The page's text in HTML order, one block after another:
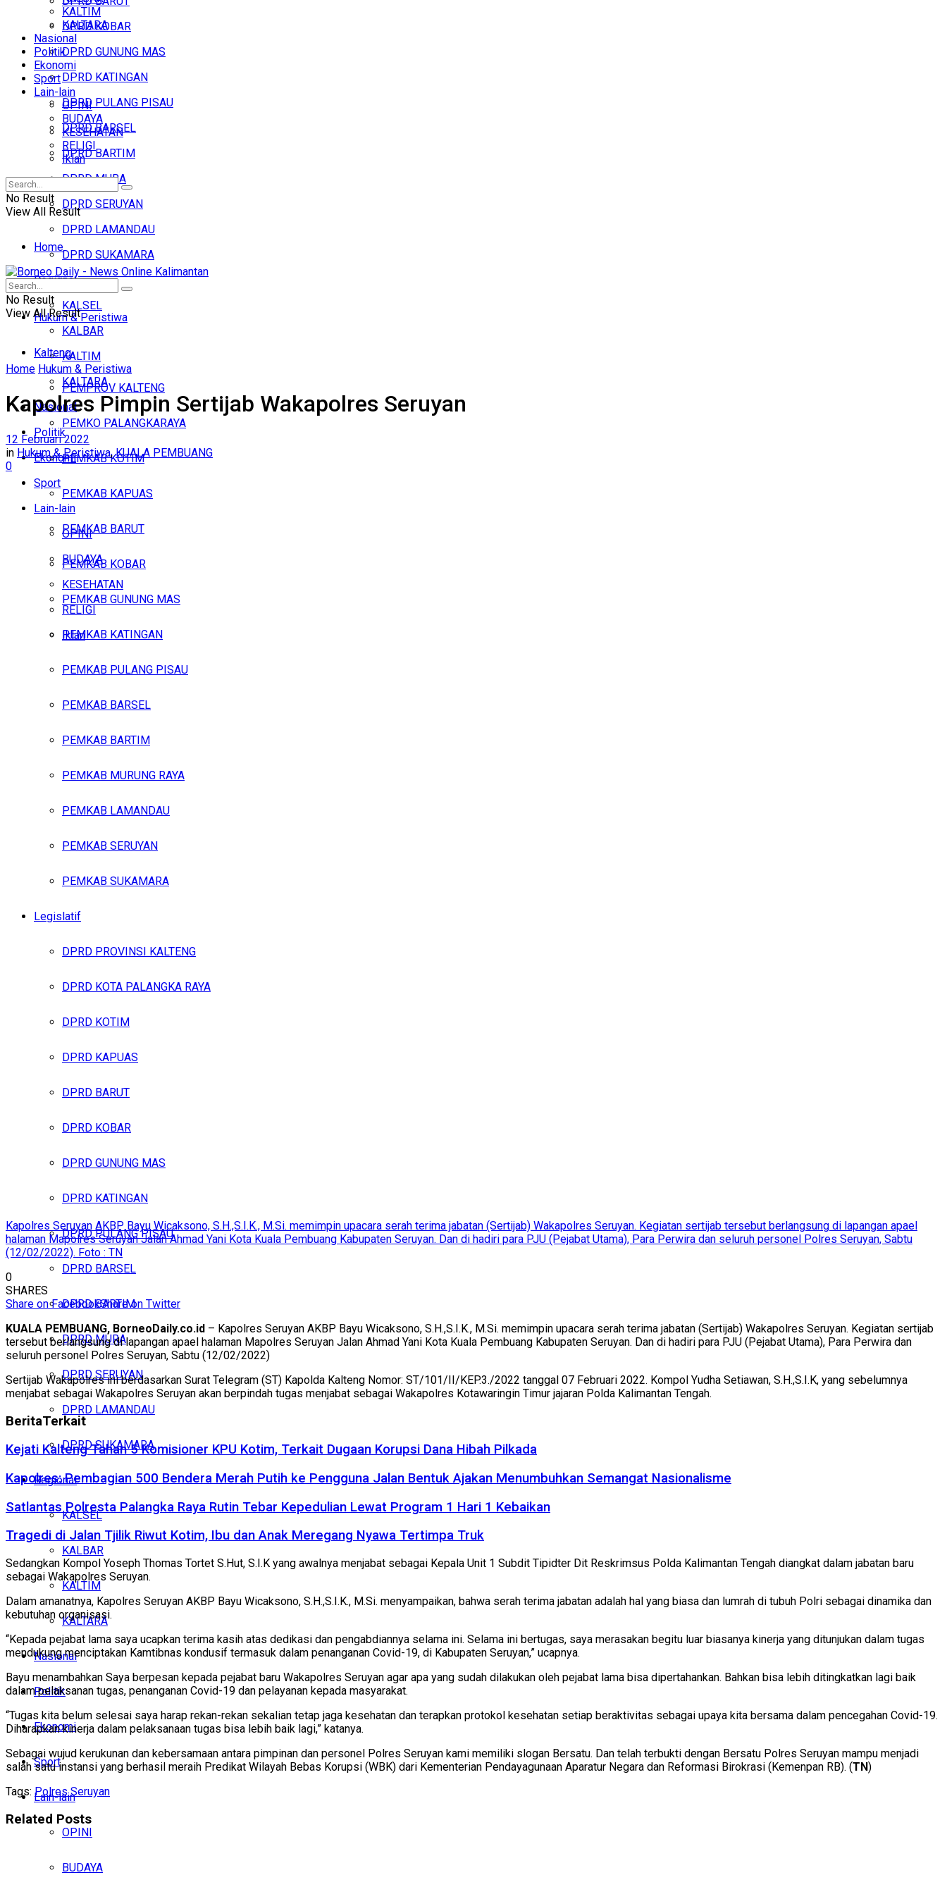
DPRD KOBAR
DPRD GUNUNG MAS
DPRD KATINGAN
DPRD PULANG PISAU
DPRD BARSEL
DPRD BARTIM
DPRD MURA
DPRD SERUYAN
DPRD LAMANDAU
DPRD SUKAMARA
Regional
KALSEL
KALBAR
KALTIM
KALTARA
Nasional
Politik
Ekonomi
Sport
Lain-lain
OPINI
BUDAYA
KESEHATAN
RELIGI
Iklan
Jumat, Agustus 7, 2026
KALTIM
KALTARA
Nasional
Politik
Ekonomi
Sport
Lain-lain
OPINI
BUDAYA
KESEHATAN
RELIGI
Iklan
No Result
View All Result
Home
Headline
Hukum & Peristiwa
Kalteng
PEMPROV KALTENG
PEMKO PALANGKARAYA
PEMKAB KOTIM
PEMKAB KAPUAS
PEMKAB BARUT
PEMKAB KOBAR
PEMKAB GUNUNG MAS
PEMKAB KATINGAN
PEMKAB PULANG PISAU
PEMKAB BARSEL
PEMKAB BARTIM
PEMKAB MURUNG RAYA
PEMKAB LAMANDAU
PEMKAB SERUYAN
PEMKAB SUKAMARA
Legislatif
DPRD PROVINSI KALTENG
DPRD KOTA PALANGKA RAYA
DPRD KOTIM
DPRD KAPUAS
DPRD BARUT
DPRD KOBAR
DPRD GUNUNG MAS
DPRD KATINGAN
DPRD PULANG PISAU
DPRD BARSEL
DPRD BARTIM
DPRD MURA
DPRD SERUYAN
DPRD LAMANDAU
DPRD SUKAMARA
Regional
KALSEL
KALBAR
KALTIM
KALTARA
Nasional
Politik
Ekonomi
Sport
Lain-lain
OPINI
BUDAYA
No Result
View All Result
Home Hukum & Peristiwa
Kapolres Pimpin Sertijab Wakapolres Seruyan
12 Februari 2022
in Hukum & Peristiwa,KUALA PEMBUANG
0
Kapolres Seruyan AKBP Bayu Wicaksono, S.H.,S.I.K., M.Si. memimpin upacara serah terima jabatan (Sertijab) Wakapolres Seruyan. Kegiatan sertijab tersebut berlangsung di lapangan apael
halaman Mapolres Seruyan Jalan Ahmad Yani Kota Kuala Pembuang Kabupaten Seruyan. Dan di hadiri para PJU (Pejabat Utama), Para Perwira dan seluruh personel Polres Seruyan, Sabtu
(12/02/2022). Foto : TN
0
SHARES
Share on FacebookShare on Twitter
KUALA PEMBUANG, BorneoDaily.co.id – Kapolres Seruyan AKBP Bayu Wicaksono, S.H.,S.I.K., M.Si. memimpin upacara serah terima jabatan (Sertijab) Wakapolres Seruyan. Kegiatan sertijab
tersebut berlangsung di lapangan apael halaman Mapolres Seruyan Jalan Ahmad Yani Kota Kuala Pembuang Kabupaten Seruyan. Dan di hadiri para PJU (Pejabat Utama), Para Perwira dan
seluruh personel Polres Seruyan, Sabtu (12/02/2022)
Sertijab Wakapolres ini berdasarkan Surat Telegram (ST) Kapolda Kalteng Nomor: ST/101/II/KEP.3./2022 tanggal 07 Februari 2022. Kompol Yudha Setiawan, S.H.,S.I.K, yang sebelumnya
menjabat sebagai Wakapolres Seruyan akan berpindah tugas menjabat sebagai Wakapolres Kotawaringin Timur jajaran Polda Kalimantan Tengah.
BeritaTerkait
Kejati Kalteng Tahan 5 Komisioner KPU Kotim, Terkait Dugaan Korupsi Dana Hibah Pilkada
Kapolres: Pembagian 500 Bendera Merah Putih ke Pengguna Jalan Bentuk Ajakan Menumbuhkan Semangat Nasionalisme
Satlantas Polresta Palangka Raya Rutin Tebar Kepedulian Lewat Program 1 Hari 1 Kebaikan
Tragedi di Jalan Tjilik Riwut Kotim, Ibu dan Anak Meregang Nyawa Tertimpa Truk
Sedangkan Kompol Yoseph Thomas Tortet S.Hut, S.I.K yang awalnya menjabat sebagai Kepala Unit 1 Subdit Tipidter Dit Reskrimsus Polda Kalimantan Tengah diangkat dalam jabatan baru
sebagai Wakapolres Seruyan.
Dalam amanatnya, Kapolres Seruyan AKBP Bayu Wicaksono, S.H.,S.I.K., M.Si. menyampaikan, bahwa serah terima jabatan adalah hal yang biasa dan lumrah di tubuh Polri sebagai dinamika dan
kebutuhan organisasi.
“Kepada pejabat lama saya ucapkan terima kasih atas dedikasi dan pengabdiannya selama ini. Selama ini bertugas, saya merasakan begitu luar biasanya kinerja yang ditunjukan dalam tugas
mendukung menciptakan Kamtibnas kondusif termasuk dalam penanganan Covid-19, di Kabupaten Seruyan,” ucapnya.
Bayu menambahkan Saya berpesan kepada pejabat baru Wakapolres Seruyan agar apa yang sudah dilakukan oleh pejabat lama bisa dipertahankan. Bahkan bisa lebih ditingkatkan lagi baik
dalam pelaksanan tugas, penanganan Covid-19 dan pelayanan kepada masyarakat.
“Tugas kita belum selesai saya harap rekan-rekan sekalian tetap jaga kesehatan dan terapkan protokol kesehatan setiap beraktivitas sebagai upaya kita bersama dalam pencegahan Covid-19.
Diharapkan kinerja dalam pelaksanaan tugas bisa lebih baik lagi,” katanya.
Sebagai wujud kerukunan dan kebersamaan antara pimpinan dan personel Polres Seruyan kami memiliki slogan Bersatu. Dan telah terbukti dengan Bersatu Polres Seruyan mampu menjadi
salah satu instansi yang berhasil meraih Predikat Wilayah Bebas Korupsi (WBK) dari Kementerian Pendayagunaan Aparatur Negara dan Reformasi Birokrasi (Kemenpan RB). (TN)
Tags: Polres Seruyan
Related Posts